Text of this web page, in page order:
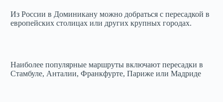
Из России в Доминикану можно добраться с пересадкой в
европейских столицах или других крупных городах.
Наиболее популярные маршруты включают пересадки в
Стамбуле, Анталии, Франкфурте, Париже или Мадриде